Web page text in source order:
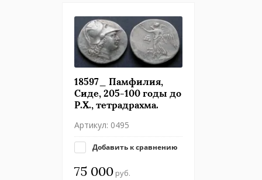
18597_ Памфилия,
Сиде, 205-100 годы до
Р.Х., тетрадрахма.
Артикул: 0495
Добавить к сравнению
75 000руб.